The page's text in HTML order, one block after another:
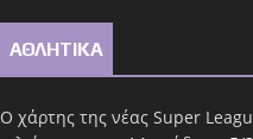
ΑΘΛΗΤΙΚΑ
Ο χάρτης της νέας Super